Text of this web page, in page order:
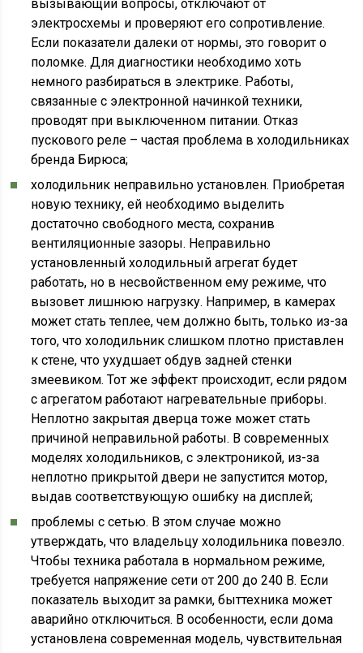
вызывающий вопросы, отключают от
электросхемы и проверяют его сопротивление.
Если показатели далеки от нормы, это говорит о
поломке. Для диагностики необходимо хоть
немного разбираться в электрике. Работы,
связанные с электронной начинкой техники,
проводят при выключенном питании. Отказ
пускового реле – частая проблема в холодильниках
бренда Бирюса;
холодильник неправильно установлен. Приобретая
новую технику, ей необходимо выделить
достаточно свободного места, сохранив
вентиляционные зазоры. Неправильно
установленный холодильный агрегат будет
работать, но в несвойственном ему режиме, что
вызовет лишнюю нагрузку. Например, в камерах
может стать теплее, чем должно быть, только из-за
того, что холодильник слишком плотно приставлен
к стене, что ухудшает обдув задней стенки
змеевиком. Тот же эффект происходит, если рядом
с агрегатом работают нагревательные приборы.
Неплотно закрытая дверца тоже может стать
причиной неправильной работы. В современных
моделях холодильников, с электроникой, из-за
неплотно прикрытой двери не запустится мотор,
выдав соответствующую ошибку на дисплей;
проблемы с сетью. В этом случае можно
утверждать, что владельцу холодильника повезло.
Чтобы техника работала в нормальном режиме,
требуется напряжение сети от 200 до 240 В. Если
показатель выходит за рамки, быттехника может
аварийно отключиться. В особенности, если дома
установлена современная модель, чувствительная